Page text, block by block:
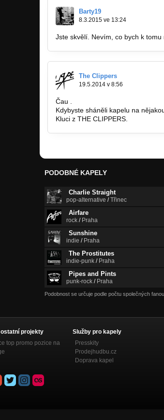
Barty19
8.3.2015 ve 13:24
Jste skvělí. Nevím, co bych k tomu
The Clippers
19.5.2014 v 8:56
Čau .
Kdybyste sháněli kapelu na
Kluci z THE CLIPPERS.
PODOBNÉ KAPELY
Charlie Straight
pop-alternative /Třinec
Airfare
rock / Praha
Sunshine
indie / Praha
The Prostitutes
indie-punk / Praha
Pipes and Pints
punk-rock / Praha
Podobnost se určuje podle počtu společných
projekty
top promo pozice na
Služby pro kapely
Presskity
Prodejhudbu.cz
Doprava kapel